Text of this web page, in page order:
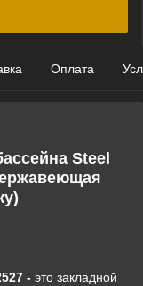
Оплата
Steel
- это закладной